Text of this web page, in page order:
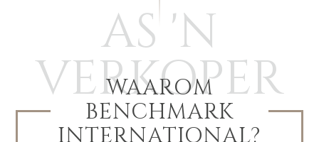
AS 'N
VERKOPER
WAAROM
BENCHMARK
INTERNATIONAL?